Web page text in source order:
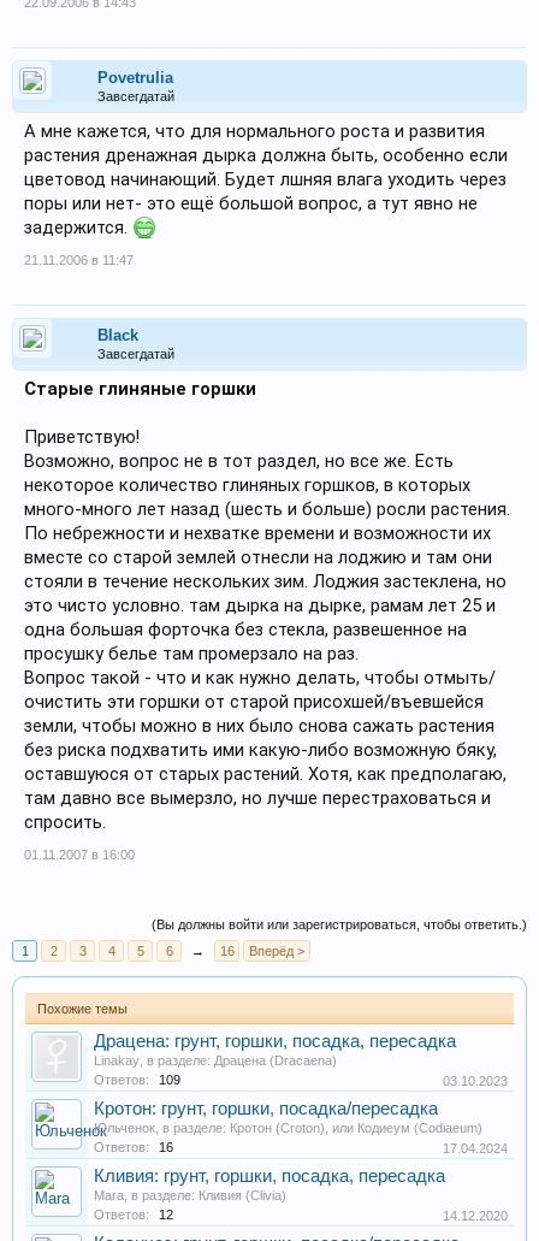
Povetrulia
Завсегдатай
А мне кажется, что для нормального роста и развития
растения дренажная дырка должна быть, особенно если
цветовод начинающий. Будет лшняя влага уходить через
поры или нет- это ещё большой вопрос, а тут явно не
задержится.
21.11.2006 в 11:47
Black
Завсегдатай
Старые глиняные горшки
Приветствую!
Возможно, вопрос не в тот раздел, но все же. Есть
некоторое количество глиняных горшков, в которых
много-много лет назад (шесть и больше) росли растения.
По небрежности и нехватке времени и возможности их
вместе со старой землей отнесли на лоджию и там они
стояли в течение нескольких зим. Лоджия застеклена, но
это чисто условно. там дырка на дырке, рамам лет 25 и
одна большая форточка без стекла, развешенное на
просушку белье там промерзало на раз.
Вопрос такой - что и как нужно делать, чтобы отмыть/
очистить эти горшки от старой присохшей/въевшейся
земли, чтобы можно в них было снова сажать растения
без риска подхватить ими какую-либо возможную бяку,
оставшуюся от старых растений. Хотя, как предполагаю,
там давно все вымерзло, но лучше перестраховаться и
спросить.
01.11.2007 в 16:00
(Вы должны войти или зарегистрироваться, чтобы ответить.)
1
2 3 4 5 6 → 16 Вперёд >
Похожие темы
Драцена: грунт, горшки, посадка, пересадка
Linakay , в разделе: Драцена (Dracaena)
Ответов:
109 03.10.2023
Кротон: грунт, горшки, посадка/пересадка
Юльченок , в разделе: Кротон (Croton), или Кодиеум (Codiaeum)
Ответов:
16 17.04.2024
Кливия: грунт, горшки, посадка, пересадка
Mara , в разделе: Кливия (Clivia)
Ответов:
12 14.12.2020